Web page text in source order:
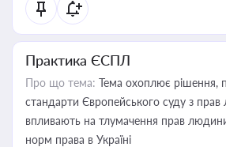
Практика ЄСПЛ
Про що тема: Тема охоплює рішення,
стандарти Європейського суду з прав
впливають на тлумачення прав людини
норм права в Україні